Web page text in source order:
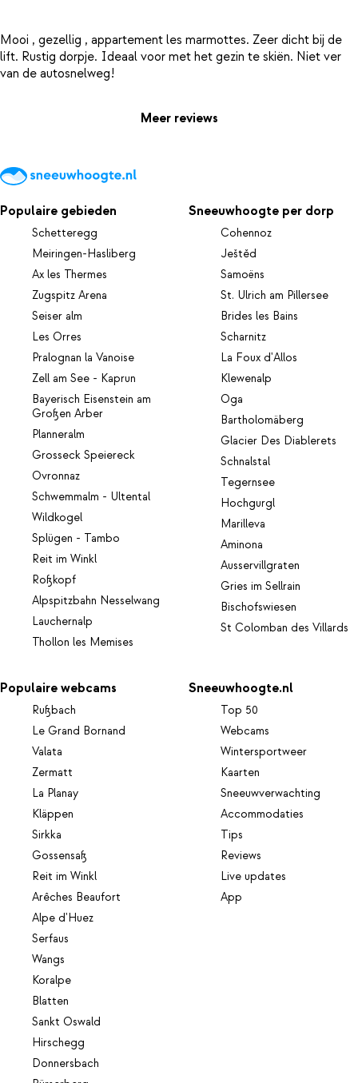
Mooi , gezellig , appartement les marmottes. Zeer dicht bij de
lift. Rustig dorpje. Ideaal voor met het gezin te skiën. Niet ver
Meer reviews
Populaire gebieden
Schetteregg
Meiringen-Hasliberg
Ax les Thermes
Zugspitz Arena
Seiser alm
Les Orres
Pralognan la Vanoise
Zell am See - Kaprun
Bayerisch Eisenstein am
Großen Arber
Planneralm
Grosseck Speiereck
Ovronnaz
Schwemmalm - Ultental
Wildkogel
Splügen - Tambo
Reit im Winkl
Roßkopf
Alpspitzbahn Nesselwang
Lauchernalp
Thollon les Memises
Sneeuwhoogte per dorp
Cohennoz
Ještěd
Samoëns
St. Ulrich am Pillersee
Brides les Bains
Scharnitz
La Foux d'Allos
Klewenalp
Oga
Bartholomäberg
Glacier Des Diablerets
Schnalstal
Tegernsee
Hochgurgl
Marilleva
Aminona
Ausservillgraten
Gries im Sellrain
Bischofswiesen
St Colomban des Villards
Populaire webcams
Rußbach
Le Grand Bornand
Valata
Zermatt
La Planay
Kläppen
Sirkka
Gossensaß
Reit im Winkl
Arêches Beaufort
Alpe d'Huez
Serfaus
Wangs
Koralpe
Blatten
Sankt Oswald
Hirschegg
Donnersbach
Sneeuwhoogte.nl
Top 50
Webcams
Wintersportweer
Kaarten
Sneeuwverwachting
Accommodaties
Tips
Reviews
Live updates
App